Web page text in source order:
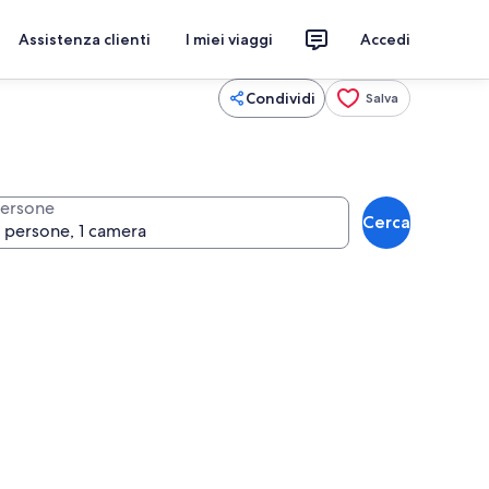
Assistenza clienti I miei viaggi Accedi
Condividi Salva
Cerca